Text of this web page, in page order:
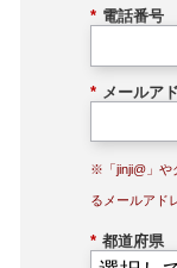
* 電話番号
* メールア
※「jinji@」や
るメールアド
* 都道府県